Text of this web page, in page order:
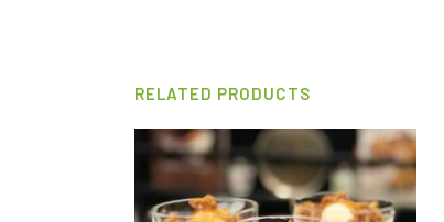
RELATED PRODUCTS